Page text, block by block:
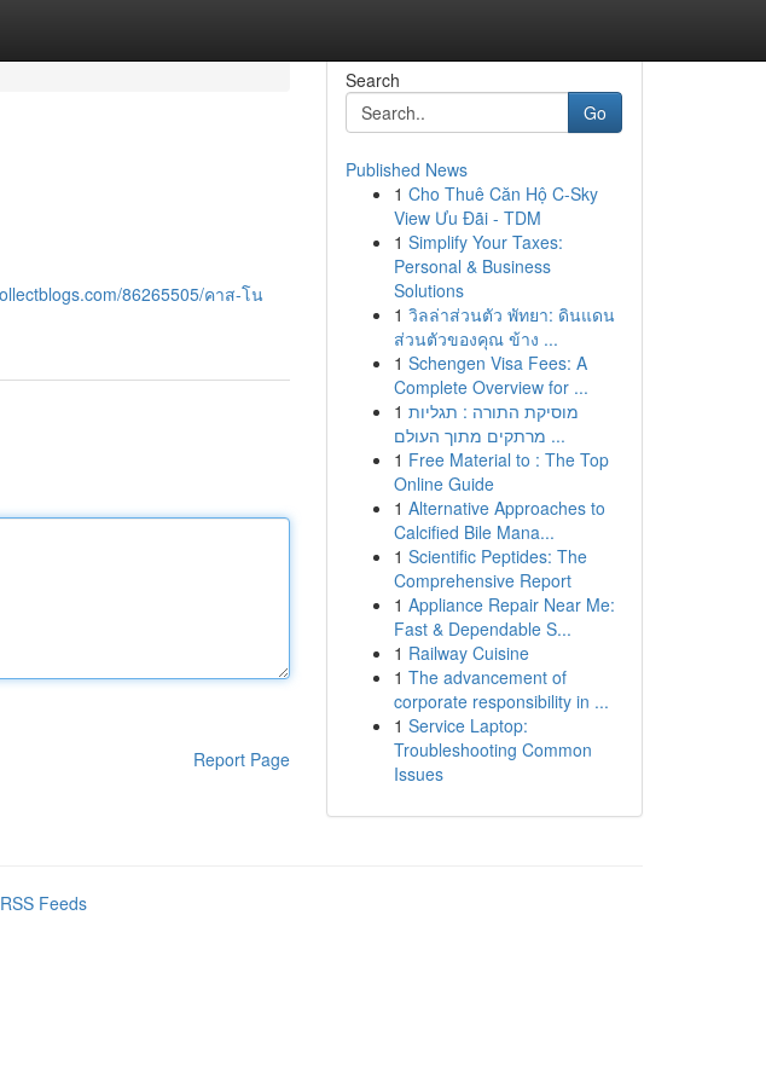
86265505/คาส-โน
Report Page
Search
Go
Published News
1 Cho Thuê Căn Hộ C-Sky
View Ưu Đãi - TDM
1 Simplify Your Taxes:
Personal & Business
Solutions
1 วิลล่าส่วนตัว พัทยา: ดินแดน
ส่วนตัวของคุณ ข้าง ...
1 Schengen Visa Fees: A
Complete Overview for ...
1 מוסיקת התורה : תגליות
מרתקים מתוך העולם ...
1 Free Material to : The Top
Online Guide
1 Alternative Approaches to
Calcified Bile Mana...
1 Scientific Peptides: The
Comprehensive Report
1 Appliance Repair Near Me:
Fast & Dependable S...
1 Railway Cuisine
1 The advancement of
corporate responsibility in ...
1 Service Laptop:
Troubleshooting Common
Issues
Feeds